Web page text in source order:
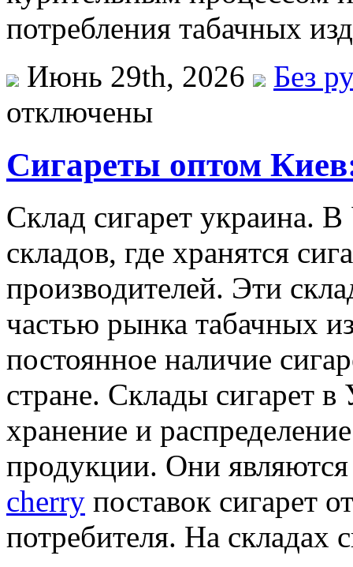
потребления табачных
Июнь 29th, 2026
Без
отключены
Сигареты оптом
Склад сигарет украина.
складов, где хранятся
производителей. Эти
частью рынка табачных
постоянное наличие
стране. Склады сигарет
хранение и
продукции. Они
cherry поставок сигарет
потребителя. На складах